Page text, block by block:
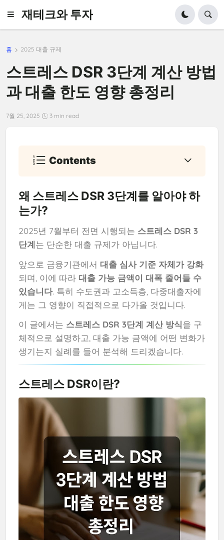
재테크와 투자
홈 2025 대출 규제
스트레스 DSR 3단계 계산 방법
과 대출 한도 영향 총정리
7월 25, 2025 3 min read
Contents
왜 스트레스 DSR 3단계를 알아야 하
는가?
2025년 7월부터 전면 시행되는 스트레스 DSR 3
단계는 단순한 대출 규제가 아닙니다.
앞으로 금융기관에서 대출 심사 기준 자체가 강화
되며, 이에 따라 대출 가능 금액이 대폭 줄어들 수
있습니다. 특히 수도권과 고소득층, 다중대출자에
게는 그 영향이 직접적으로 다가올 것입니다.
이 글에서는 스트레스 DSR 3단계 계산 방식을 구
체적으로 설명하고, 대출 가능 금액에 어떤 변화가
생기는지 실례를 들어 분석해 드리겠습니다.
스트레스 DSR이란?